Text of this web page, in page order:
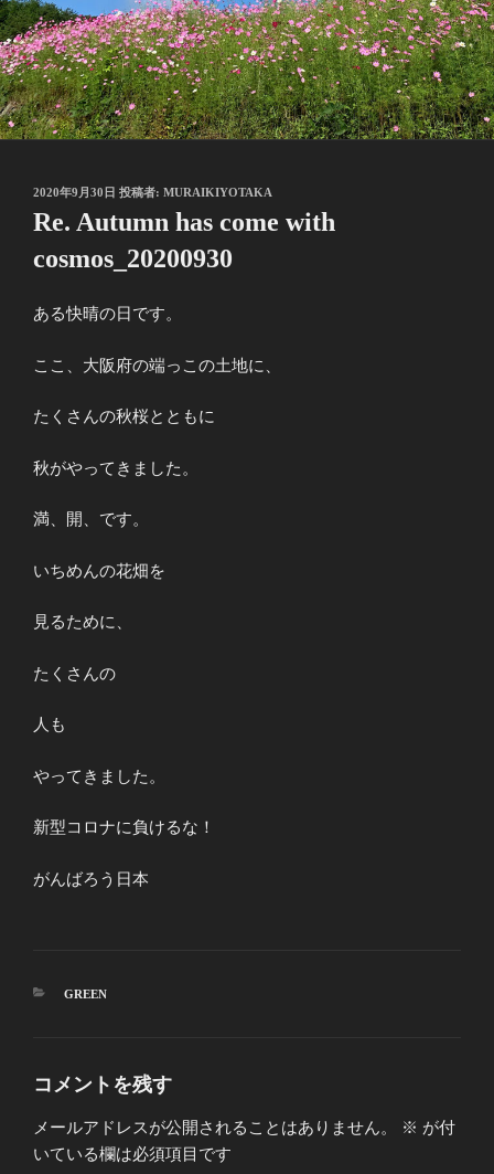
投
稿
日:
2020年9月30日 投稿者: MURAIKIYOTAKA
Re. Autumn has come with
cosmos_20200930
ある快晴の日です。
ここ、大阪府の端っこの土地に、
たくさんの秋桜とともに
秋がやってきました。
満、開、です。
いちめんの花畑を
見るために、
たくさんの
人も
やってきました。
新型コロナに負けるな！
がんばろう日本
カ
GREEN
コメントを残す
メールアドレスが公開されることはありません。 ※ が付
いている欄は必須項目です